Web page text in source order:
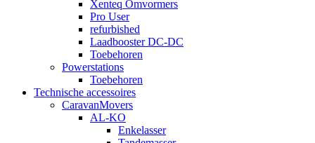
Xenteq Omvormers
Pro User
refurbished
Laadbooster DC-DC
Toebehoren
Powerstations
Toebehoren
Technische accessoires
CaravanMovers
AL-KO
Enkelasser